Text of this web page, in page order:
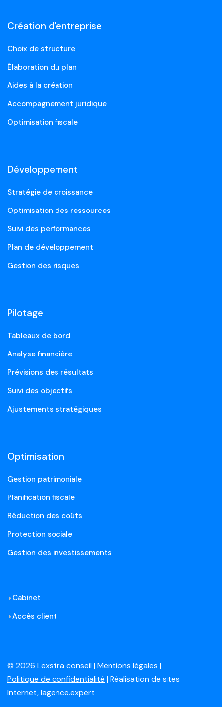
Création d'entreprise
Choix de structure
Élaboration du plan
Aides à la création
Accompagnement juridique
Optimisation fiscale
Développement
Stratégie de croissance
Optimisation des ressources
Suivi des performances
Plan de développement
Gestion des risques
Pilotage
Tableaux de bord
Analyse financière
Prévisions des résultats
Suivi des objectifs
Ajustements stratégiques
Optimisation
Gestion patrimoniale
Planification fiscale
Réduction des coûts
Protection sociale
Gestion des investissements
Cabinet
Accès client
© 2026 Lexstra conseil |Mentions légales |
Politique de confidentialité | Réalisation de sites
Internet,lagence.expert